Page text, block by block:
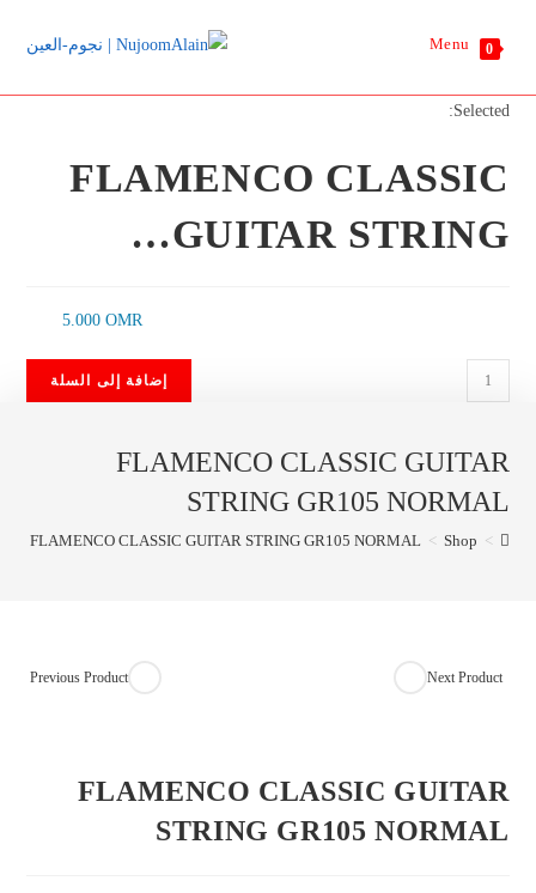
0
Menu
Selected:
FLAMENCO CLASSIC
GUITAR STRING…
5.000OMR
GUITAR
STRING
إضافة إلى السلة
FLAMENCO CLASSIC GUITAR
STRING GR105 NORMAL
>
Shop
>
FLAMENCO CLASSIC GUITAR STRING GR105 NORMAL
Previous Product Next Product
FLAMENCO CLASSIC GUITAR
STRING GR105 NORMAL